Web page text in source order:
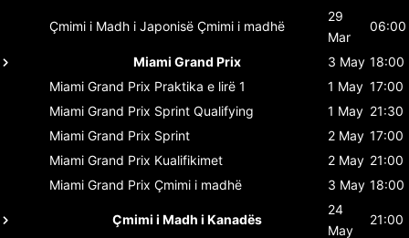
Çmimi i Madh i Japonisë Çmimi i madhë
29
Mar
06:00
Miami Grand Prix 3 May 18:00
Miami Grand Prix Praktika e lirë 1 1 May 17:00
Miami Grand Prix Sprint Qualifying 1 May 21:30
Miami Grand Prix Sprint 2 May 17:00
Miami Grand Prix Kualifikimet 2 May 21:00
Miami Grand Prix Çmimi i madhë 3 May 18:00
Çmimi i Madh i Kanadës
24
May
21:00